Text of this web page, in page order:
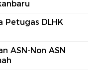
Petugas DLHK
ASN-Non ASN